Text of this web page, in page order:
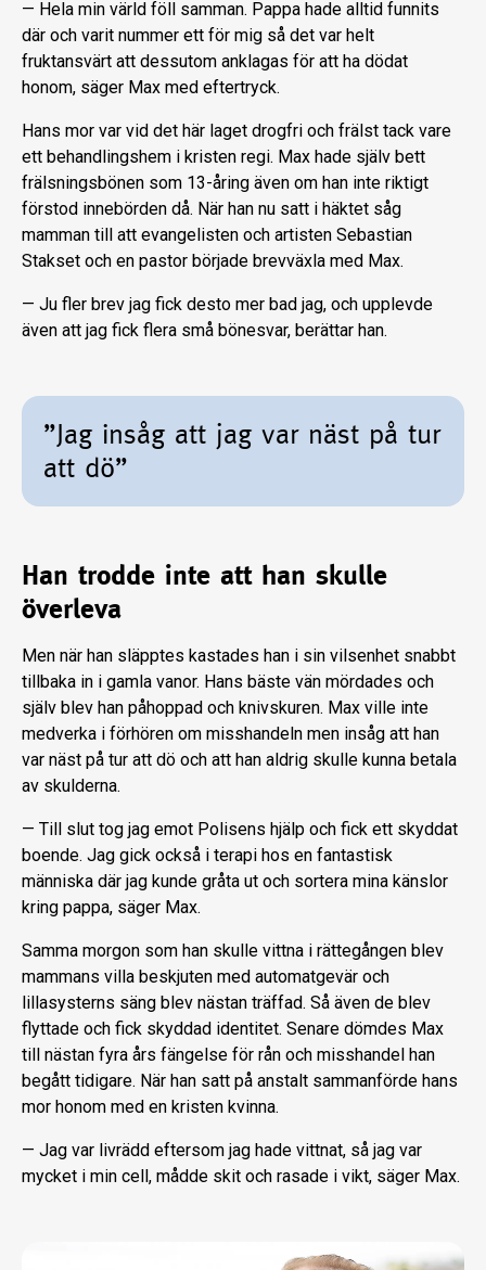
— Hela min värld föll samman. Pappa hade alltid funnits
där och varit nummer ett för mig så det var helt
fruktansvärt att dessutom anklagas för att ha dödat
honom, säger Max med eftertryck.
Hans mor var vid det här laget drogfri och frälst tack vare
ett behandlingshem i kristen regi. Max hade själv bett
frälsningsbönen som 13-åring även om han inte riktigt
förstod innebörden då. När han nu satt i häktet såg
mamman till att evangelisten och artisten Sebastian
Stakset och en pastor började brevväxla med Max.
— Ju fler brev jag fick desto mer bad jag, och upplevde
även att jag fick flera små bönesvar, berättar han.
”Jag insåg att jag var näst på tur
att dö”
Han trodde inte att han skulle
överleva
Men när han släpptes kastades han i sin vilsenhet snabbt
tillbaka in i gamla vanor. Hans bäste vän mördades och
själv blev han påhoppad och knivskuren. Max ville inte
medverka i förhören om misshandeln men insåg att han
var näst på tur att dö och att han aldrig skulle kunna betala
av skulderna.
— Till slut tog jag emot Polisens hjälp och fick ett skyddat
boende. Jag gick också i terapi hos en fantastisk
människa där jag kunde gråta ut och sortera mina känslor
kring pappa, säger Max.
Samma morgon som han skulle vittna i rättegången blev
mammans villa beskjuten med automatgevär och
lillasysterns säng blev nästan träffad. Så även de blev
flyttade och fick skyddad identitet. Senare dömdes Max
till nästan fyra års fängelse för rån och misshandel han
begått tidigare. När han satt på anstalt sammanförde hans
mor honom med en kristen kvinna.
— Jag var livrädd eftersom jag hade vittnat, så jag var
mycket i min cell, mådde skit och rasade i vikt, säger Max.